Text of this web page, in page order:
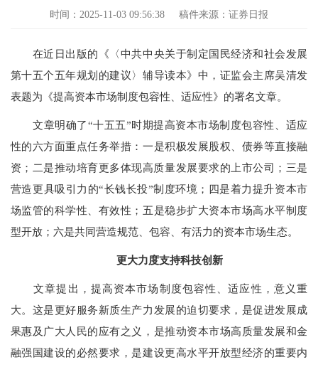
时间：2025-11-03 09:56:38 稿件来源：证券日报
在近日出版的《〈中共中央关于制定国民经济和社会发展
第十五个五年规划的建议〉辅导读本》中，证监会主席吴清发
表题为《提高资本市场制度包容性、适应性》的署名文章。
文章明确了“十五五”时期提高资本市场制度包容性、适应
性的六方面重点任务举措：一是积极发展股权、债券等直接融
资；二是推动培育更多体现高质量发展要求的上市公司；三是
营造更具吸引力的“长钱长投”制度环境；四是着力提升资本市
场监管的科学性、有效性；五是稳步扩大资本市场高水平制度
型开放；六是共同营造规范、包容、有活力的资本市场生态。
更大力度支持科技创新
文章提出，提高资本市场制度包容性、适应性，意义重
大。这是更好服务新质生产力发展的迫切要求，是促进发展成
果惠及广大人民的应有之义，是推动资本市场高质量发展和金
融强国建设的必然要求，是建设更高水平开放型经济的重要内